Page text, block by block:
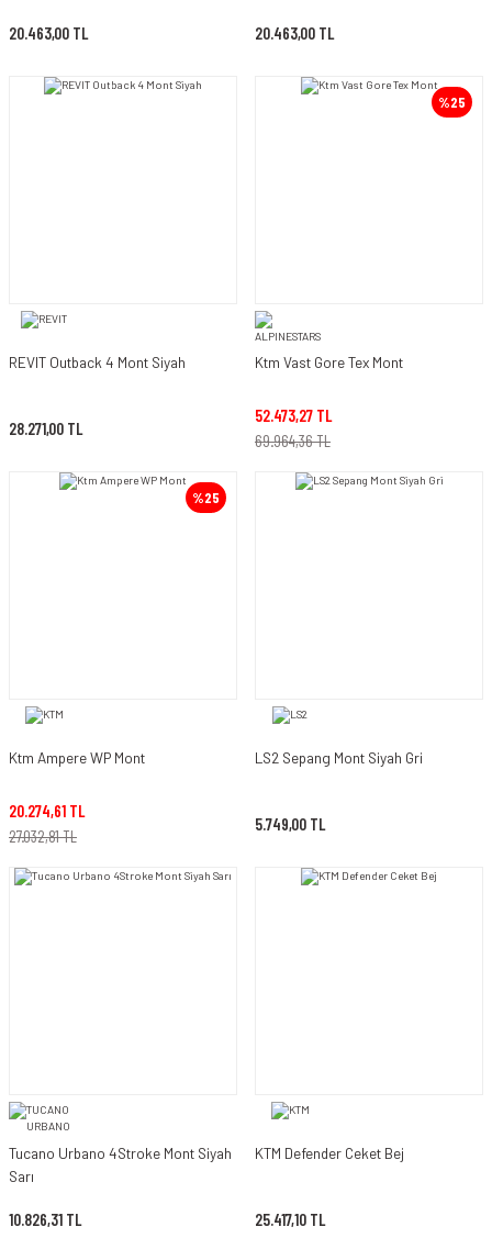
20.463,00 TL 20.463,00 TL
REVIT Outback 4 Mont Siyah
28.271,00 TL
%25
Ktm Vast Gore Tex Mont
52.473,27 TL
69.964,36 TL
%25
Ktm Ampere WP Mont
20.274,61 TL
27.032,81 TL
LS2 Sepang Mont Siyah Gri
5.749,00 TL
Tucano Urbano 4Stroke Mont Siyah
Sarı
10.826,31 TL
KTM Defender Ceket Bej
25.417,10 TL